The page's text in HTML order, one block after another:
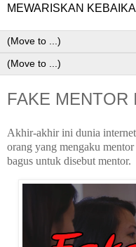
MEWARISKAN
FAKE MENTOR
Akhir-akhir ini dunia
orang yang mengaku
bagus untuk disebut mentor.